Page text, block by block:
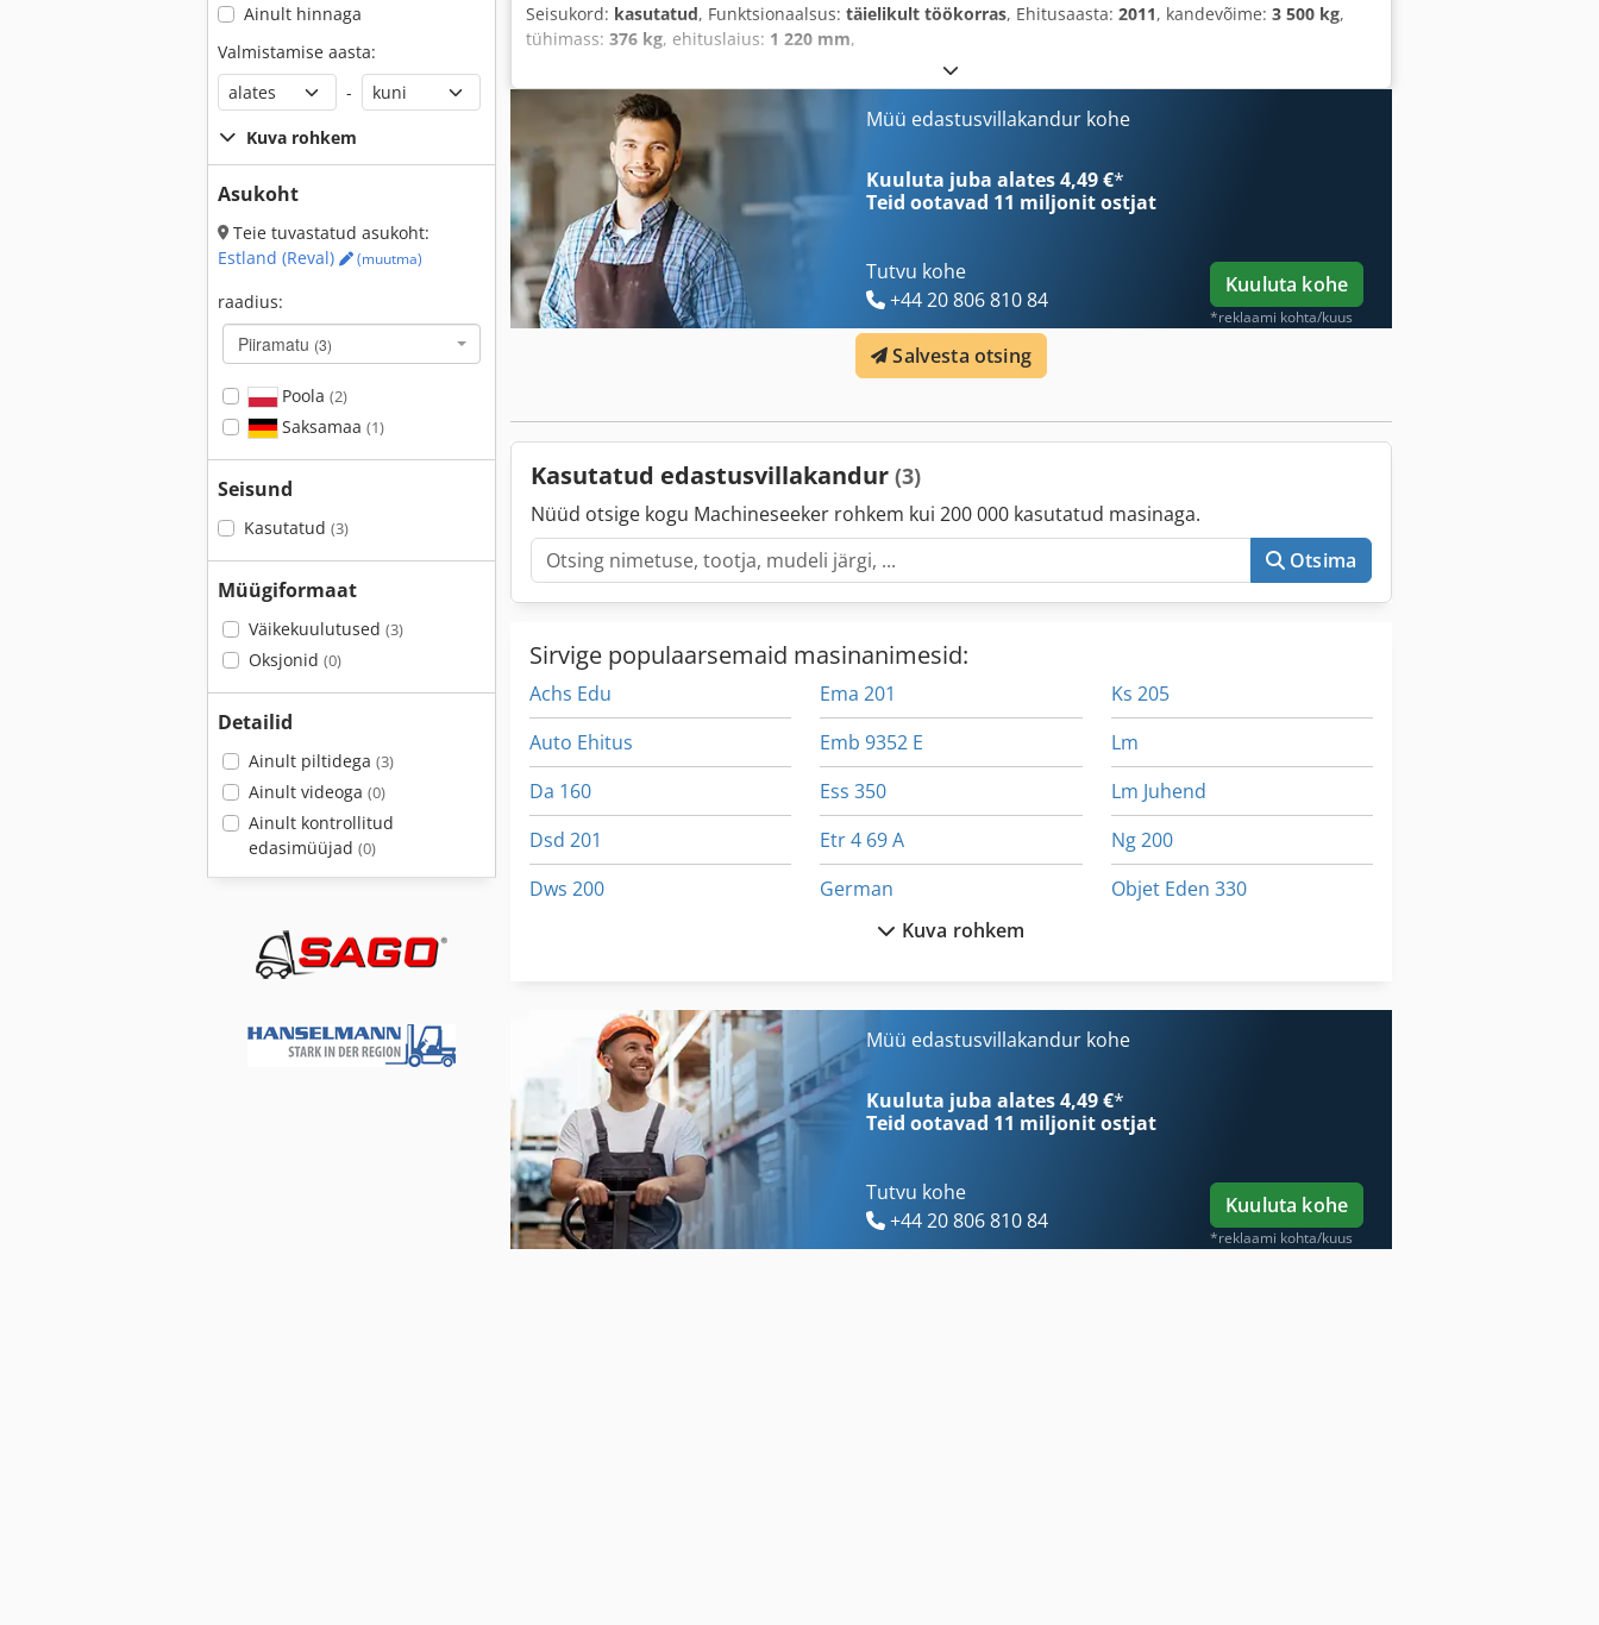
Ainult hinnaga
Valmistamise aasta:
-
Kuva rohkem
Asukoht
Teie tuvastatud asukoht:
Estland (Reval)
(muutma)
raadius:
Piiramatu (3)
Poola (2)
Saksamaa (1)
Seisund
Kasutatud (3)
Müügiformaat
Väikekuulutused (3)
Oksjonid (0)
Detailid
Ainult piltidega (3)
Ainult videoga (0)
Ainult kontrollitud
edasimüüjad (0)
Seisukord: kasutatud, Funktsionaalsus: täielikult töökorras, Ehitusaasta: 2011, kandevõime: 3 500 kg,
tühimass: 376 kg, ehituslaius: 1 220 mm,
Müü edastusvillakandur kohe
Kuuluta juba alates 4,49 €*
Teid ootavad 11 miljonit ostjat
Tutvu kohe
+44 20 806 810 84
Kuuluta kohe
*reklaami kohta/kuus
Salvesta otsing
Kasutatud edastusvillakandur (3)
Nüüd otsige kogu Machineseeker rohkem kui 200 000 kasutatud masinaga.
Otsima
Sirvige populaarsemaid masinanimesid:
Achs Edu
Auto Ehitus
Da 160
Dsd 201
Dws 200
Ehitus- Ja Lammutusprahi
Ejd 220
Ema 201
Emb 9352 E
Ess 350
Etr 4 69 A
German
Ka 77
Kgs 1670
Ks 205
Lm
Lm Juhend
Ng 200
Objet Eden 330
Kuva rohkem
Müü edastusvillakandur kohe
Kuuluta juba alates 4,49 €*
Teid ootavad 11 miljonit ostjat
Tutvu kohe
+44 20 806 810 84
Kuuluta kohe
*reklaami kohta/kuus